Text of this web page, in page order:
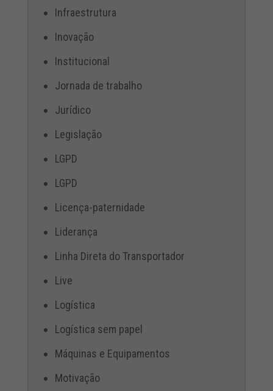
Infraestrutura
Inovação
Institucional
Jornada de trabalho
Jurídico
Legislação
LGPD
LGPD
Licença-paternidade
Liderança
Linha Direta do Transportador
Live
Logística
Logística sem papel
Máquinas e Equipamentos
Motivação